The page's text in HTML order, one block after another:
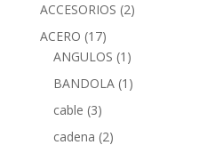
ACCESORIOS (2)
ACERO (17)
ANGULOS (1)
BANDOLA (1)
cable (3)
cadena (2)